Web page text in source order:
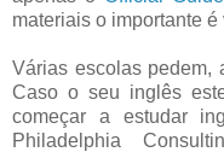
materiais o importante
Várias escolas pedem,
Caso o seu inglês
começar a estudar
Philadelphia